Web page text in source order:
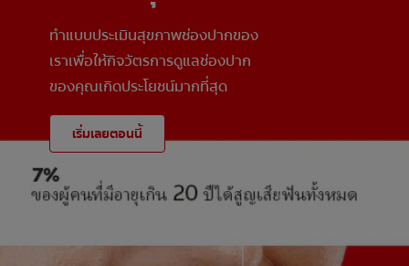
ทำแบบประเมินสุขภาพช่องปากของ
เราเพื่อให้กิจวัตรการดูแลช่องปาก
ของคุณเกิดประโยชน์มากที่สุด
เริ่มเลยตอนนี้